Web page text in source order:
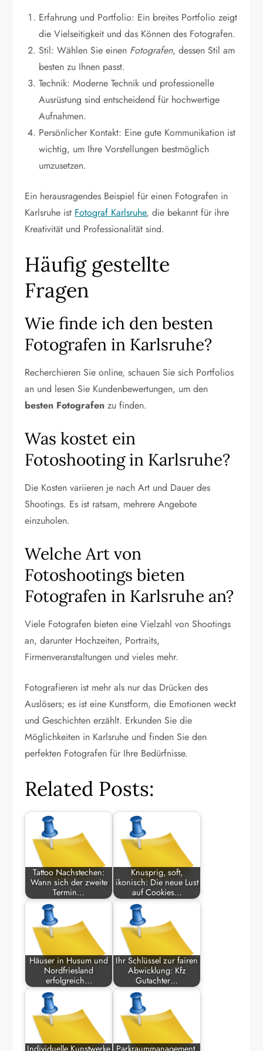
Erfahrung und Portfolio: Ein breites Portfolio zeigt
die Vielseitigkeit und das Können des Fotografen.
Stil: Wählen Sie einen Fotografen, dessen Stil am
besten zu Ihnen passt.
Technik: Moderne Technik und professionelle
Ausrüstung sind entscheidend für hochwertige
Aufnahmen.
Persönlicher Kontakt: Eine gute Kommunikation ist
wichtig, um Ihre Vorstellungen bestmöglich
umzusetzen.
Ein herausragendes Beispiel für einen Fotografen in
Karlsruhe ist Fotograf Karlsruhe, die bekannt für ihre
Kreativität und Professionalität sind.
Häufig gestellte
Fragen
Wie finde ich den besten
Fotografen in Karlsruhe?
Recherchieren Sie online, schauen Sie sich Portfolios
an und lesen Sie Kundenbewertungen, um den
besten Fotografen zu finden.
Was kostet ein
Fotoshooting in Karlsruhe?
Die Kosten variieren je nach Art und Dauer des
Shootings. Es ist ratsam, mehrere Angebote
einzuholen.
Welche Art von
Fotoshootings bieten
Fotografen in Karlsruhe an?
Viele Fotografen bieten eine Vielzahl von Shootings
an, darunter Hochzeiten, Portraits,
Firmenveranstaltungen und vieles mehr.
Fotografieren ist mehr als nur das Drücken des
Auslösers; es ist eine Kunstform, die Emotionen weckt
und Geschichten erzählt. Erkunden Sie die
Möglichkeiten in Karlsruhe und finden Sie den
perfekten Fotografen für Ihre Bedürfnisse.
Related Posts:
Tattoo Nachstechen:
Wann sich der zweite
Termin…
Knusprig, soft,
ikonisch: Die neue Lust
auf Cookies…
Häuser in Husum und
Nordfriesland
erfolgreich…
Ihr Schlüssel zur fairen
Abwicklung: Kfz
Gutachter…